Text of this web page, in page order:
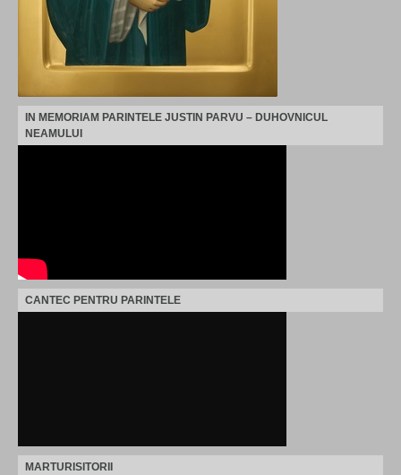
IN MEMORIAM PARINTELE JUSTIN PARVU – DUHOVNICUL
NEAMULUI
CANTEC PENTRU PARINTELE
MARTURISITORII